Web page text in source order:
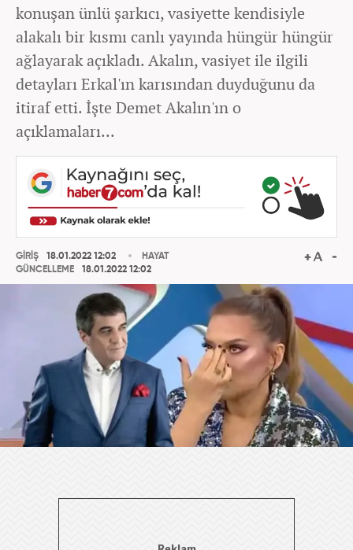
konuşan ünlü şarkıcı, vasiyette kendisiyle
alakalı bir kısmı canlı yayında hüngür hüngür
ağlayarak açıkladı. Akalın, vasiyet ile ilgili
detayları Erkal'ın karısından duyduğunu da
itiraf etti. İşte Demet Akalın'ın o
açıklamaları...
GİRİŞ
18.01.2022 12:02
GÜNCELLEME
18.01.2022 12:02
HAYAT